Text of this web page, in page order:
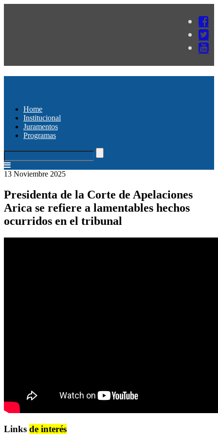
Home
Institucional
Juramentos
Programas
13 Noviembre 2025
Presidenta de la Corte de Apelaciones
Arica se refiere a lamentables hechos
ocurridos en el tribunal
Links de interés